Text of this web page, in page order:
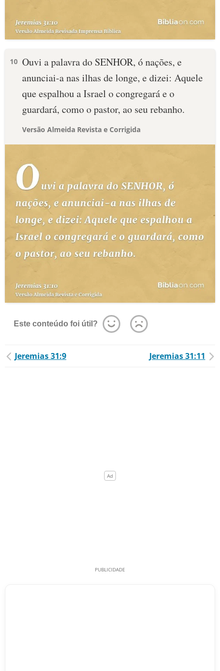
10 Ouvi a palavra do SENHOR, ó nações, e
anunciai-a nas ilhas de longe, e dizei: Aquele
que espalhou a Israel o congregará e o
guardará, como o pastor, ao seu rebanho.
Versão Almeida Revista e Corrigida
Este conteúdo foi útil?
Jeremias 31:9 Jeremias 31:11